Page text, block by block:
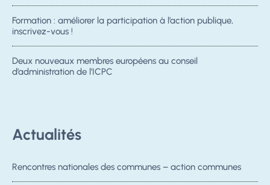
Formation : améliorer la participation à l’action publique,
inscrivez-vous !
Deux nouveaux membres européens au conseil
d’administration de l’ICPC
Actualités
Rencontres nationales des communes – action communes